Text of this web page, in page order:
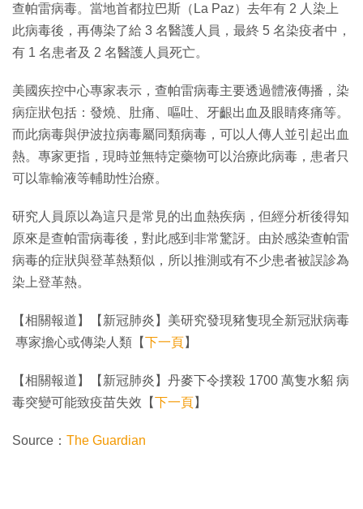
查帕雷病毒。當地首都拉巴斯（La Paz）去年有 2 人染上
此病毒後，再傳染了給 3 名醫護人員，最終 5 名染疫者中，
有 1 名患者及 2 名醫護人員死亡。
美國疾控中心專家表示，查帕雷病毒主要透過體液傳播，染
病症狀包括：發燒、肚痛、嘔吐、牙齦出血及眼睛疼痛等。
而此病毒與伊波拉病毒屬同類病毒，可以人傳人並引起出血
熱。專家更指，現時並無特定藥物可以治療此病毒，患者只
可以靠輸液等輔助性治療。
研究人員原以為這只是常見的出血熱疾病，但經分析後得知
原來是查帕雷病毒後，對此感到非常驚訝。由於感染查帕雷
病毒的症狀與登革熱類似，所以推測或有不少患者被誤診為
染上登革熱。
【相關報道】【新冠肺炎】美研究發現豬隻現全新冠狀病毒
專家擔心或傳染人類【下一頁】
【相關報道】【新冠肺炎】丹麥下令撲殺 1700 萬隻水貂 病
毒突變可能致疫苗失效【下一頁】
Source： The Guardian